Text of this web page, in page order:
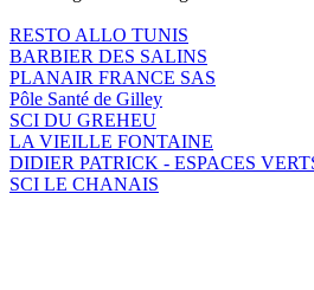
RESTO ALLO TUNIS
BARBIER DES SALINS
PLANAIR FRANCE SAS
Pôle Santé de Gilley
SCI DU GREHEU
LA VIEILLE FONTAINE
DIDIER PATRICK - ESPACES
SCI LE CHANAIS